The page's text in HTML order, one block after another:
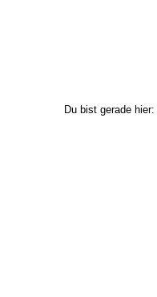
Du bist gerade hier: